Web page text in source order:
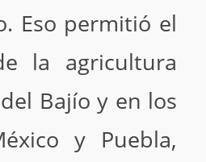
Eso permitió el
la agricultura
Bajío y en los
y Puebla,